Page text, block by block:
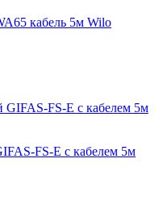
кабель 5м Wilo
FS-E с кабелем 5м